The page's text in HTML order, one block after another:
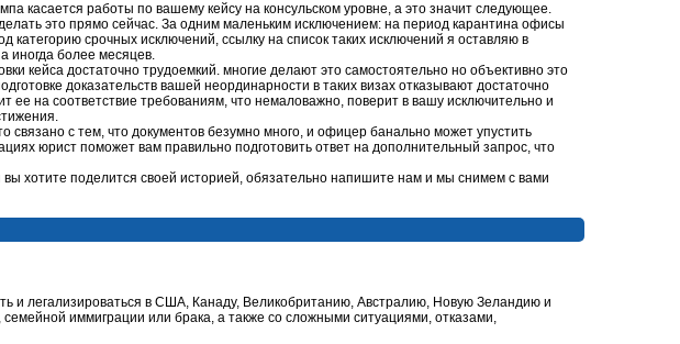
касается работы по вашему кейсу на консульском уровне, а это значит следующее.
это прямо сейчас. За одним маленьким исключением: на период карантина офисы
категорию срочных исключений, ссылку на список таких исключений я оставляю в
иногда более месяцев.
кейса достаточно трудоемкий. многие делают это самостоятельно но объективно это
доказательств вашей неординарности в таких визах отказывают достаточно
на соответствие требованиям, что немаловажно, поверит в вашу исключительно и
с тем, что документов безумно много, и офицер банально может упустить
юрист поможет вам правильно подготовить ответ на дополнительный запрос, что
хотите поделится своей историей, обязательно напишите нам и мы снимем с вами
и легализироваться в США, Канаду, Великобританию, Австралию, Новую Зеландию и
иммиграции или брака, а также со сложными ситуациями, отказами,